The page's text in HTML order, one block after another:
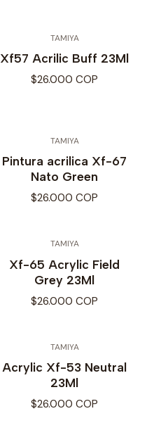
TAMIYA
Xf57 Acrilic Buff 23Ml
$26.000 COP
TAMIYA
Pintura acrilica Xf-67
Nato Green
$26.000 COP
TAMIYA
Xf-65 Acrylic Field
Grey 23Ml
$26.000 COP
TAMIYA
Acrylic Xf-53 Neutral
23Ml
$26.000 COP